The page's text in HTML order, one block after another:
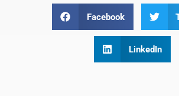
Facebook
LinkedIn